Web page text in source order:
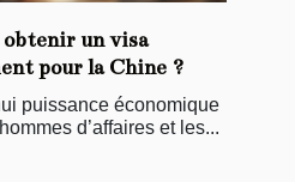
un visa
pour la Chine ?
puissance économique
d’affaires et les...